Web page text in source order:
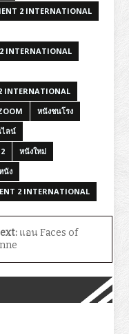
2 INTERNATIONAL
INTERNATIONAL
INTERNATIONAL
หนังชนโรง
ไลน์
หนังใหม่
นัง
2 INTERNATIONAL
แอน Faces of